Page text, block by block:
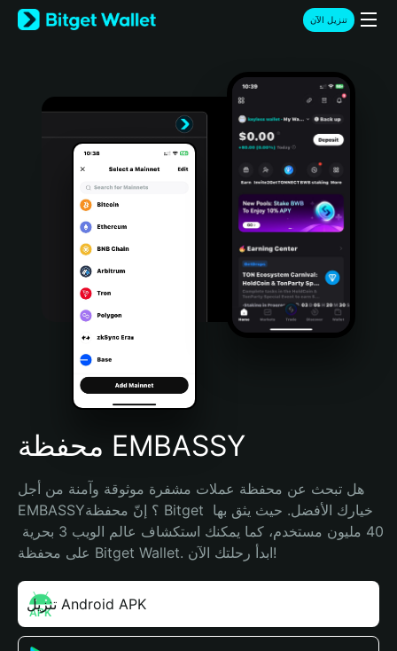
English
日本語
Türkçe
Português (Portugal)
Bahasa Indonesia
Português (Brasil)
Español (Argentina)
تنزيل الآن
محفظة EMBASSY
هل تبحث عن محفظة عملات مشفرة موثوقة وآمنة من أجل
EMBASSY؟ إنّ محفظة Bitget خيارك الأفضل. حيث يثق بها
على محفظة Bitget Wallet. ابدأ رحلتك الآن!
تنزيل Android APK